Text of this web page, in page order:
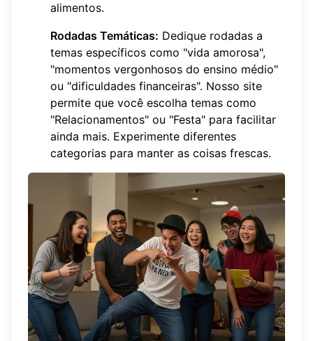
alimentos.
Rodadas Temáticas: Dedique rodadas a
temas específicos como "vida amorosa",
"momentos vergonhosos do ensino médio"
ou "dificuldades financeiras". Nosso site
permite que você escolha temas como
"Relacionamentos" ou "Festa" para facilitar
ainda mais. Experimente diferentes
categorias para manter as coisas frescas.